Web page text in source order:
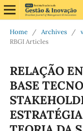
Home / Archives /
RBGI Articles
RELAÇÃO
BASE